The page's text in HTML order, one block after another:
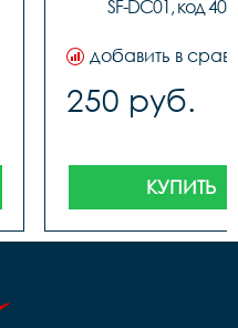
SF-DC01, код
добавить в
250 руб.
КУПИТЬ